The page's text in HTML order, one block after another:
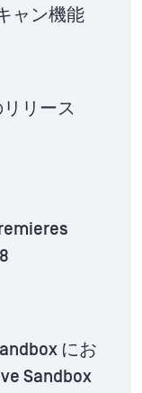
ャン機能
リース
にお
Sandbox